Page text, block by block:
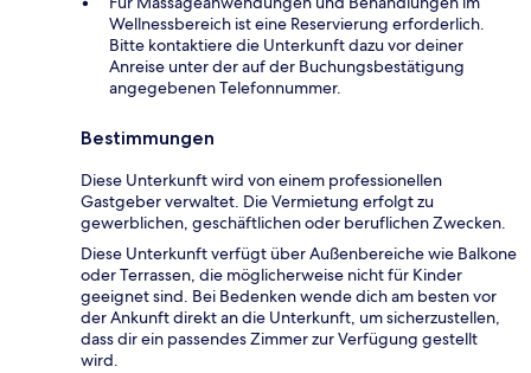
Wellnessbereich ist eine Reservierung erforderlich.
Bitte kontaktiere die Unterkunft dazu vor deiner
Anreise unter der auf der Buchungsbestätigung
angegebenen Telefonnummer.
Bestimmungen
Diese Unterkunft wird von einem professionellen
Gastgeber verwaltet. Die Vermietung erfolgt zu
gewerblichen, geschäftlichen oder beruflichen Zwecken.
Diese Unterkunft verfügt über Außenbereiche wie Balkone
oder Terrassen, die möglicherweise nicht für Kinder
geeignet sind. Bei Bedenken wende dich am besten vor
der Ankunft direkt an die Unterkunft, um sicherzustellen,
dass dir ein passendes Zimmer zur Verfügung gestellt
wird.